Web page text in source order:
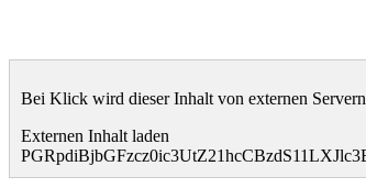
Bei Klick wird dieser Inhalt von externen
Externen Inhalt laden